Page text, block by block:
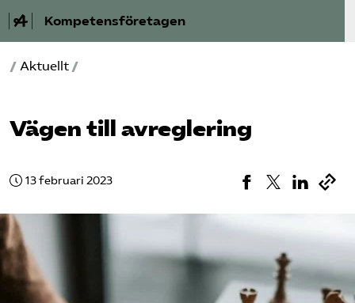
Kompetensföretagen
Aktuellt
Kurser och aktiviteter
/ Aktuellt /
Vägen till avreglering
13 februari 2023